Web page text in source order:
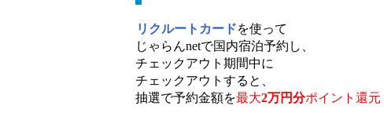
リクルートカードを使って
じゃらんnetで国内宿泊予約し、
チェックアウト期間中に
チェックアウトすると、
抽選で予約金額を最大2万円分ポイント還元